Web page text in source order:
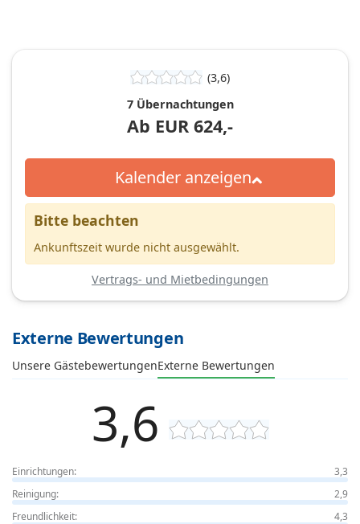
(3,6)
7 Übernachtungen
Ab EUR 624,-
Kalender anzeigen
Bitte beachten
Ankunftszeit wurde nicht ausgewählt.
Vertrags- und Mietbedingungen
Externe Bewertungen
Unsere GästebewertungenExterne Bewertungen
3,6
Einrichtungen:
3,3
Reinigung:
2,9
Freundlichkeit:
4,3